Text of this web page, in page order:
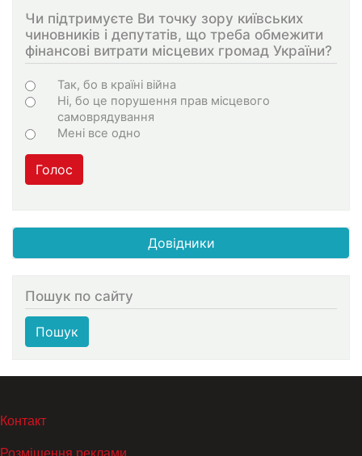
Чи підтримуєте Ви точку зору київських
чиновників і депутатів, що треба обмежити
фінансові витрати місцевих громад України?
Варіанти
Так, бо в країні війна
Ні, бо це порушення прав місцевого
самоврядування
Мені все одно
Голос
Довідники
Пошук по сайту
Пошук
МЕНЮ В ПОДВАЛЕ
Контакт